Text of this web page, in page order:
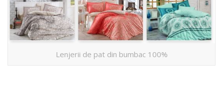
Lenjerii de pat din bumbac 100%